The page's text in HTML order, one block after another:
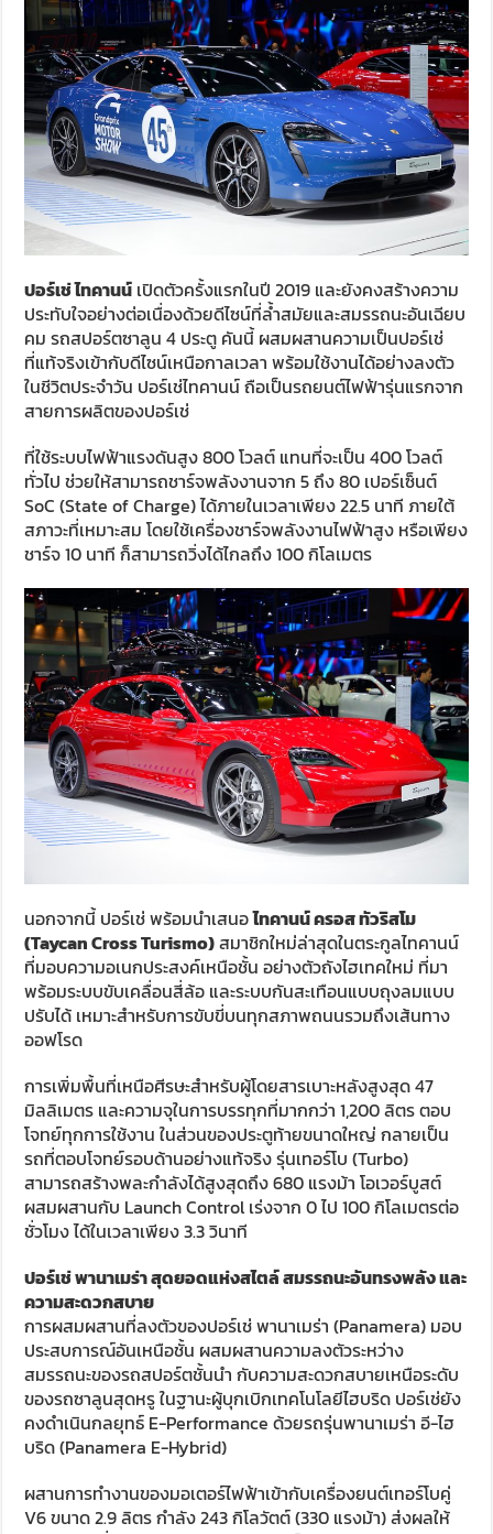
ปอร์เช่ ไทคานน์ เปิดตัวครั้งแรกในปี 2019 และยังคงสร้างความ
ประทับใจอย่างต่อเนื่องด้วยดีไซน์ที่ล้ำสมัยและสมรรถนะอันเฉียบ
คม รถสปอร์ตซาลูน 4 ประตู คันนี้ ผสมผสานความเป็นปอร์เช่
ที่แท้จริงเข้ากับดีไซน์เหนือกาลเวลา พร้อมใช้งานได้อย่างลงตัว
ในชีวิตประจำวัน ปอร์เช่ไทคานน์ ถือเป็นรถยนต์ไฟฟ้ารุ่นแรกจาก
สายการผลิตของปอร์เช่
ที่ใช้ระบบไฟฟ้าแรงดันสูง 800 โวลต์ แทนที่จะเป็น 400 โวลต์
ทั่วไป ช่วยให้สามารถชาร์จพลังงานจาก 5 ถึง 80 เปอร์เซ็นต์
SoC (State of Charge) ได้ภายในเวลาเพียง 22.5 นาที ภายใต้
สภาวะที่เหมาะสม โดยใช้เครื่องชาร์จพลังงานไฟฟ้าสูง หรือเพียง
ชาร์จ 10 นาที ก็สามารถวิ่งได้ไกลถึง 100 กิโลเมตร
นอกจากนี้ ปอร์เช่ พร้อมนำเสนอไทคานน์ ครอส ทัวริสโม
(Taycan Cross Turismo)สมาชิกใหม่ล่าสุดในตระกูลไทคานน์
ที่มอบความอเนกประสงค์เหนือชั้น อย่างตัวถังไฮเทคใหม่ ที่มา
พร้อมระบบขับเคลื่อนสี่ล้อ และระบบกันสะเทือนแบบถุงลมแบบ
ปรับได้ เหมาะสำหรับการขับขี่บนทุกสภาพถนนรวมถึงเส้นทาง
ออฟโรด
การเพิ่มพื้นที่เหนือศีรษะสำหรับผู้โดยสารเบาะหลังสูงสุด 47
มิลลิเมตร และความจุในการบรรทุกที่มากกว่า 1,200 ลิตร ตอบ
โจทย์ทุกการใช้งาน ในส่วนของประตูท้ายขนาดใหญ่ กลายเป็น
รถที่ตอบโจทย์รอบด้านอย่างแท้จริง รุ่นเทอร์โบ (Turbo)
สามารถสร้างพละกำลังได้สูงสุดถึง 680 แรงม้า โอเวอร์บูสต์
ผสมผสานกับ Launch Control เร่งจาก 0 ไป 100 กิโลเมตรต่อ
ชั่วโมง ได้ในเวลาเพียง 3.3 วินาที
ปอร์เช่ พานาเมร่า สุดยอดแห่งสไตล์ สมรรถนะอันทรงพลัง และ
ความสะดวกสบาย
การผสมผสานที่ลงตัวของปอร์เช่ พานาเมร่า (Panamera) มอบ
ประสบการณ์อันเหนือชั้น ผสมผสานความลงตัวระหว่าง
สมรรถนะของรถสปอร์ตชั้นนำ กับความสะดวกสบายเหนือระดับ
ของรถซาลูนสุดหรู ในฐานะผู้บุกเบิกเทคโนโลยีไฮบริด ปอร์เช่ยัง
คงดำเนินกลยุทธ์ E-Performance ด้วยรถรุ่นพานาเมร่า อี-ไฮ
บริด (Panamera E-Hybrid)
ผสานการทำงานของมอเตอร์ไฟฟ้าเข้ากับเครื่องยนต์เทอร์โบคู่
V6 ขนาด 2.9 ลิตร กำลัง 243 กิโลวัตต์ (330 แรงม้า) ส่งผลให้